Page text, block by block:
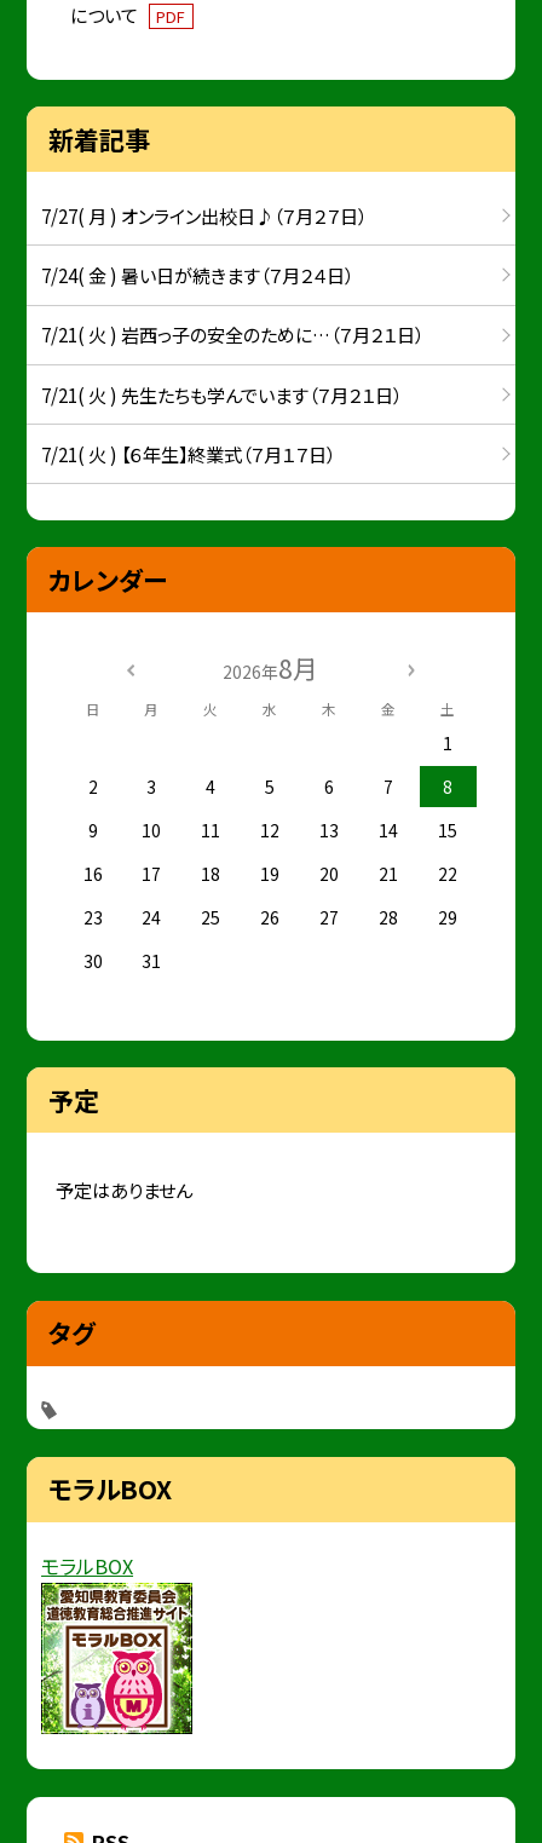
について
PDF
新着記事
7/27( 月 ) オンライン出校日♪（７月２７日）
7/24( 金 ) 暑い日が続きます（７月２４日）
7/21( 火 ) 岩西っ子の安全のために…（７月２１日）
7/21( 火 ) 先生たちも学んでいます（７月２１日）
7/21( 火 ) 【６年生】終業式（７月１７日）
カレンダー
2026年8月
日 月 火 水 木 金 土
1
2
3 4 5 6 7
8
9
10 11 12 13 14
15
16
17 18 19 20 21
22
23
24 25 26 27 28
29
30
31
予定
予定はありません
タグ
モラルBOX
モラルBOX